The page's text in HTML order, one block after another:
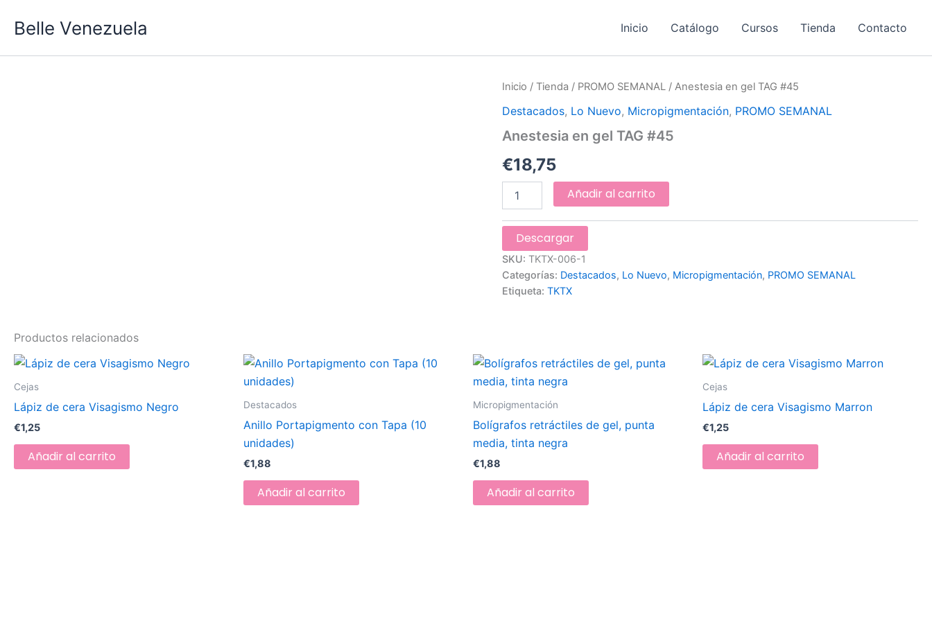
Belle Venezuela Inicio Catálogo Cursos Tienda Contacto
Inicio /Tienda / PROMO SEMANAL / Anestesia en gel TAG #45
Destacados, Lo Nuevo, Micropigmentación, PROMO SEMANAL
Anestesia en gel TAG #45
€18,75
Anestesia
gel
#45
Añadir al carrito
Descargar
SKU:TKTX-006-1
Categorías: Destacados, Lo Nuevo, Micropigmentación, PROMO SEMANAL
Etiqueta:TKTX
Productos relacionados
Cejas
Lápiz de cera Visagismo Negro
€1,25
Añadir al carrito
Destacados
Anillo Portapigmento con Tapa (10
unidades)
€1,88
Añadir al carrito
Micropigmentación
Bolígrafos retráctiles de gel, punta
media, tinta negra
€1,88
Añadir al carrito
Cejas
Lápiz de cera Visagismo Marron
€1,25
Añadir al carrito